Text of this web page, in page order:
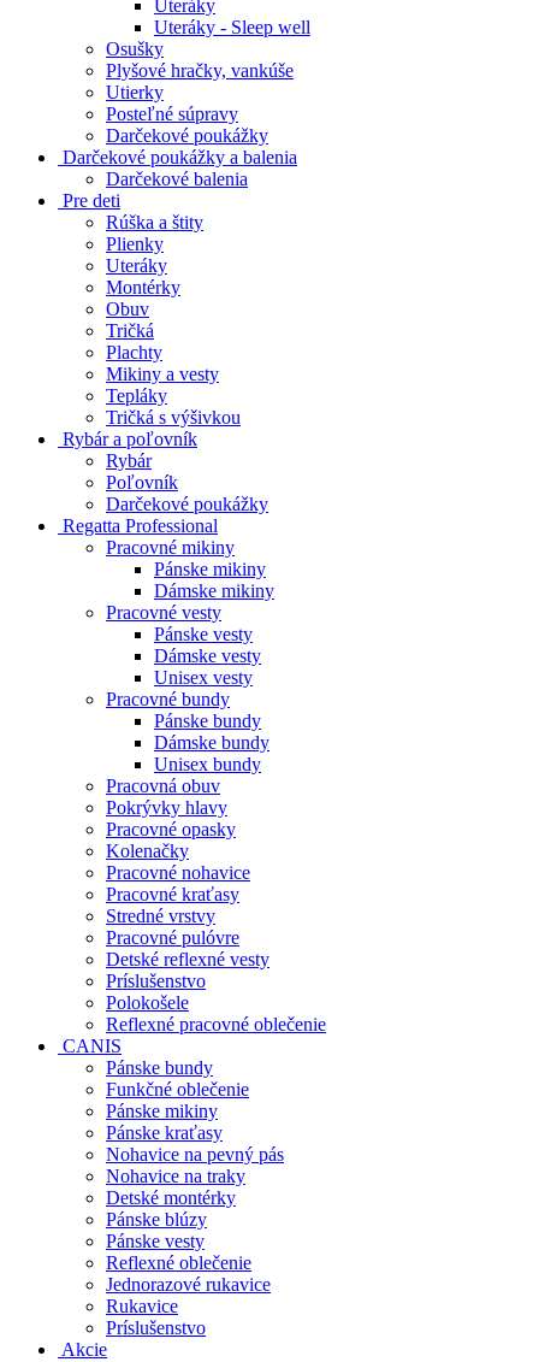
Uteráky
Uteráky - Sleep well
Osušky
Plyšové hračky, vankúše
Utierky
Posteľné súpravy
Darčekové poukážky
Darčekové poukážky a balenia
Darčekové balenia
Pre deti
Rúška a štity
Plienky
Uteráky
Montérky
Obuv
Tričká
Plachty
Mikiny a vesty
Tepláky
Tričká s výšivkou
Rybár a poľovník
Rybár
Poľovník
Darčekové poukážky
Regatta Professional
Pracovné mikiny
Pánske mikiny
Dámske mikiny
Pracovné vesty
Pánske vesty
Dámske vesty
Unisex vesty
Pracovné bundy
Pánske bundy
Dámske bundy
Unisex bundy
Pracovná obuv
Pokrývky hlavy
Pracovné opasky
Kolenačky
Pracovné nohavice
Pracovné kraťasy
Stredné vrstvy
Pracovné pulóvre
Detské reflexné vesty
Príslušenstvo
Polokošele
Reflexné pracovné oblečenie
CANIS
Pánske bundy
Funkčné oblečenie
Pánske mikiny
Pánske kraťasy
Nohavice na pevný pás
Nohavice na traky
Detské montérky
Pánske blúzy
Pánske vesty
Reflexné oblečenie
Jednorazové rukavice
Rukavice
Príslušenstvo
Akcie